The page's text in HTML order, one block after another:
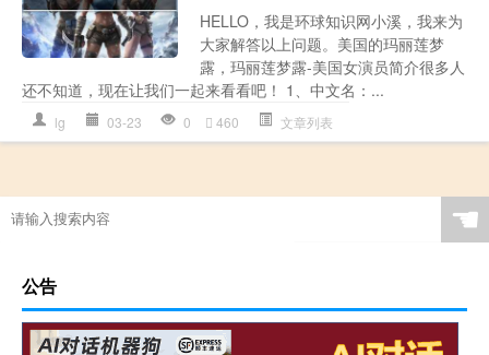
HELLO，我是环球知识网小溪，我来为
大家解答以上问题。美国的玛丽莲梦
露，玛丽莲梦露-美国女演员简介很多人
还不知道，现在让我们一起来看看吧！ 1、中文名：...
lg 03-23 0 460 文章列表
☚
公告